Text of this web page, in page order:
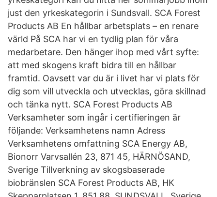
just den yrkeskategorin i Sundsvall. SCA Forest
Products AB En hållbar arbetsplats – en renare
värld På SCA har vi en tydlig plan för våra
medarbetare. Den hänger ihop med vårt syfte:
att med skogens kraft bidra till en hållbar
framtid. Oavsett var du är i livet har vi plats för
dig som vill utveckla och utvecklas, göra skillnad
och tänka nytt. SCA Forest Products AB
Verksamheter som ingår i certifieringen är
följande: Verksamhetens namn Adress
Verksamhetens omfattning SCA Energy AB,
Bionorr Varvsallén 23, 871 45, HÄRNÖSAND,
Sverige Tillverkning av skogsbaserade
biobränslen SCA Forest Products AB, HK